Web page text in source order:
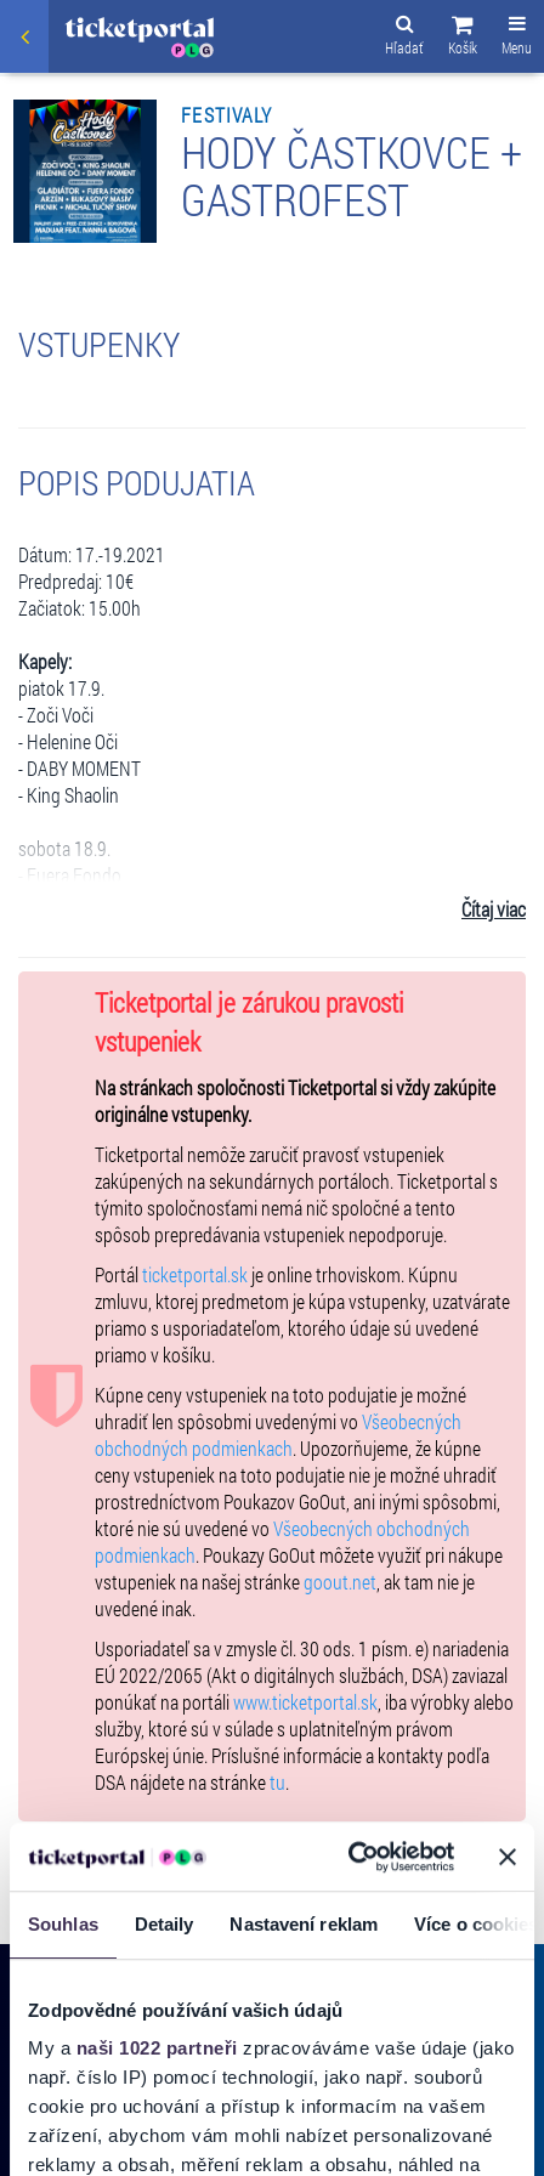
Souhlas Detaily Nastavení reklam Více o cookies
Zodpovědné používání vašich údajů
My a naši 1022 partneři zpracováváme vaše údaje (jako
např. číslo IP) pomocí technologií, jako např. souborů
cookie pro uchování a přístup k informacím na vašem
zařízení, abychom vám mohli nabízet personalizované
reklamy a obsah, měření reklam a obsahu, náhled na
Menu
Košík
Hľadať
FESTIVALY
HODY ČASTKOVCE +
GASTROFEST
VSTUPENKY
POPIS PODUJATIA
Dátum: 17.-19.2021
Predpredaj: 10€
Začiatok: 15.00h
Kapely:
piatok 17.9.
- Zoči Voči
- Helenine Oči
- DABY MOMENT
- King Shaolin
sobota 18.9.
- Fuera Fondo
- Gladiátor
- FREE-ZEE DANCE
- Borovienka
- Maduar feat. Ivanna Bagová
Čítaj viac
Ticketportal je zárukou pravosti
vstupeniek
Na stránkach spoločnosti Ticketportal si vždy zakúpite
originálne vstupenky.
Ticketportal nemôže zaručiť pravosť vstupeniek
zakúpených na sekundárnych portáloch. Ticketportal s
týmito spoločnosťami nemá nič spoločné a tento
spôsob prepredávania vstupeniek nepodporuje.
Portálticketportal.sk je online trhoviskom. Kúpnu
zmluvu, ktorej predmetom je kúpa vstupenky, uzatvárate
priamo s usporiadateľom, ktorého údaje sú uvedené
priamo v košíku.
Kúpne ceny vstupeniek na toto podujatie je možné
uhradiť len spôsobmi uvedenými voVšeobecných
obchodných podmienkach. Upozorňujeme, že kúpne
ceny vstupeniek na toto podujatie nie je možné uhradiť
prostredníctvom Poukazov GoOut, ani inými spôsobmi,
ktoré nie sú uvedené voVšeobecných obchodných
podmienkach. Poukazy GoOut môžete využiť pri nákupe
vstupeniek na našej stránkegoout.net , ak tam nie je
uvedené inak.
Usporiadateľ sa v zmysle čl. 30 ods. 1 písm. e) nariadenia
EÚ 2022/2065 (Akt o digitálnych službách, DSA) zaviazal
ponúkať na portáliwww.ticketportal.sk , iba výrobky alebo
služby, ktoré sú v súlade s uplatniteľným právom
Európskej únie. Príslušné informácie a kontakty podľa
DSA nájdete na stránketu.
PRIHLÁSIŤ SA KODBERU NOVINIEK
Pridajte sa do zoznamu odberateľov a doručte si najnovšie špeciálne
ponuky priamo do doručenej pošty.